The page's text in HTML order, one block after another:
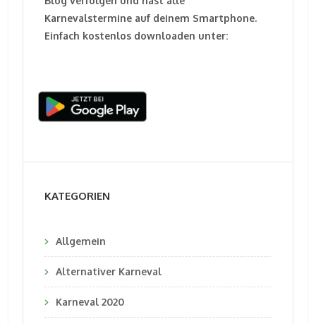
Karnevalstermine auf deinem Smartphone.
Einfach kostenlos downloaden unter:
KATEGORIEN
Allgemein
Alternativer Karneval
Karneval 2020